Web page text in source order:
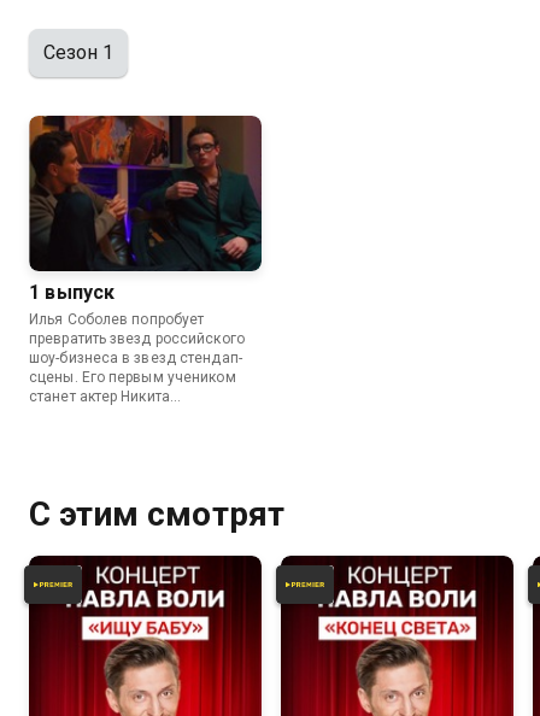
Сезон 1
1 выпуск
Илья Соболев попробует
превратить звезд российского
шоу-бизнеса в звезд стендап-
сцены. Его первым учеником
станет актер Никита
С этим смотрят